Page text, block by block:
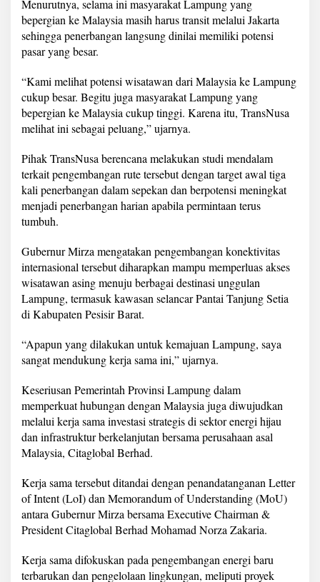
Menurutnya, selama ini masyarakat Lampung yang
bepergian ke Malaysia masih harus transit melalui Jakarta
sehingga penerbangan langsung dinilai memiliki potensi
pasar yang besar.
“Kami melihat potensi wisatawan dari Malaysia ke Lampung
cukup besar. Begitu juga masyarakat Lampung yang
bepergian ke Malaysia cukup tinggi. Karena itu, TransNusa
melihat ini sebagai peluang,” ujarnya.
Pihak TransNusa berencana melakukan studi mendalam
terkait pengembangan rute tersebut dengan target awal tiga
kali penerbangan dalam sepekan dan berpotensi meningkat
menjadi penerbangan harian apabila permintaan terus
tumbuh.
Gubernur Mirza mengatakan pengembangan konektivitas
internasional tersebut diharapkan mampu memperluas akses
wisatawan asing menuju berbagai destinasi unggulan
Lampung, termasuk kawasan selancar Pantai Tanjung Setia
di Kabupaten Pesisir Barat.
“Apapun yang dilakukan untuk kemajuan Lampung, saya
sangat mendukung kerja sama ini,” ujarnya.
Keseriusan Pemerintah Provinsi Lampung dalam
memperkuat hubungan dengan Malaysia juga diwujudkan
melalui kerja sama investasi strategis di sektor energi hijau
dan infrastruktur berkelanjutan bersama perusahaan asal
Malaysia, Citaglobal Berhad.
Kerja sama tersebut ditandai dengan penandatanganan Letter
of Intent (LoI) dan Memorandum of Understanding (MoU)
antara Gubernur Mirza bersama Executive Chairman &
President Citaglobal Berhad Mohamad Norza Zakaria.
Kerja sama difokuskan pada pengembangan energi baru
terbarukan dan pengelolaan lingkungan, meliputi proyek